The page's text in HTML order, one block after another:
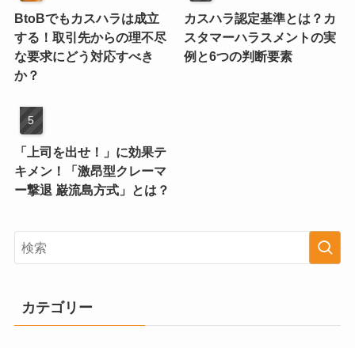
BtoBでもカスハラは成立
する！取引先からの理不尽
な要求にどう対応すべき
か？
カスハラ認定基準とは？カ
スタマーハラスメントの実
例と6つの判断要素
「上司を出せ！」に効果テ
キメン！「激昂型クレーマ
ー撃退 巌流島方式」とは？
カテゴリー